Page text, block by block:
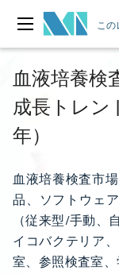
こ
血液培養検
成長トレン
年）
血液培養検査市
品、ソフトウェ
（従来型/手動、
イコバクテリア
室、参照検査室